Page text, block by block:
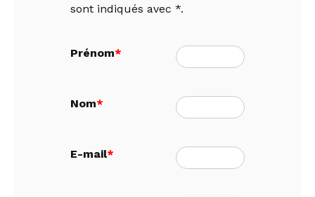
sont indiqués avec *.
Prénom*
Nom*
E-mail*